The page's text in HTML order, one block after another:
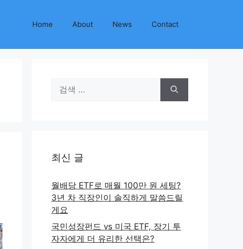
Home About News Contact
색:
최신 글
월배당 ETF로 매월 100만 원 세팅?
3년 차 직장인이 솔직하게 말씀드릴
게요
국민성장펀드 vs 미국 ETF, 장기 투
자자에게 더 유리한 선택은?